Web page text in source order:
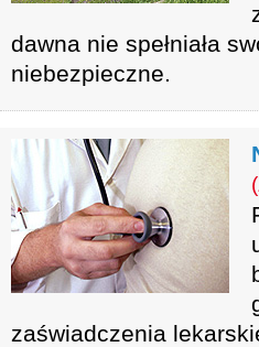
dawna nie spełniała
niebezpieczne.
zaświadczenia